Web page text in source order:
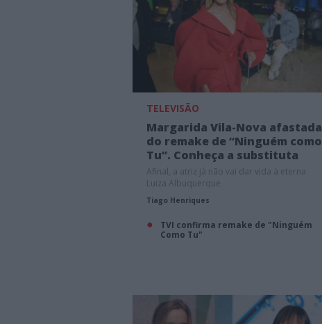
TELEVISÃO
Margarida Vila-Nova afastada
do remake de “Ninguém como
Tu”. Conheça a substituta
Afinal, a atriz já não vai dar vida à eterna
Luiza Albuquerque
Tiago Henriques
TVI confirma remake de "Ninguém
Como Tu"